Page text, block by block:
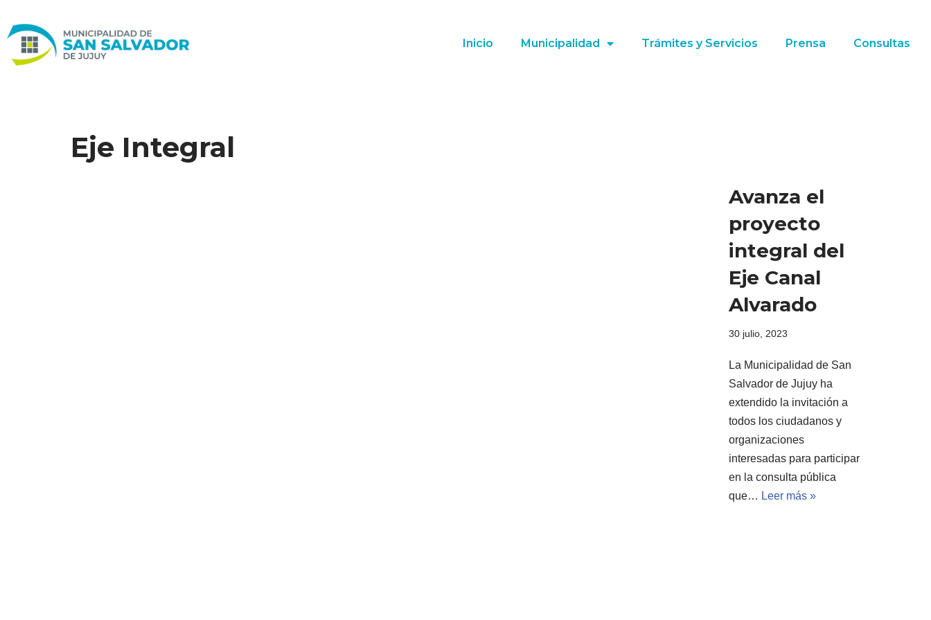
Ir
al
Inicio Municipalidad Trámites y Servicios Prensa Consultas
Eje Integral
Avanza el
proyecto
integral del
Eje Canal
Alvarado
30 julio, 2023
La Municipalidad de San
Salvador de Jujuy ha
extendido la invitación a
todos los ciudadanos y
organizaciones
interesadas para participar
en la consulta pública
que… Leer más »